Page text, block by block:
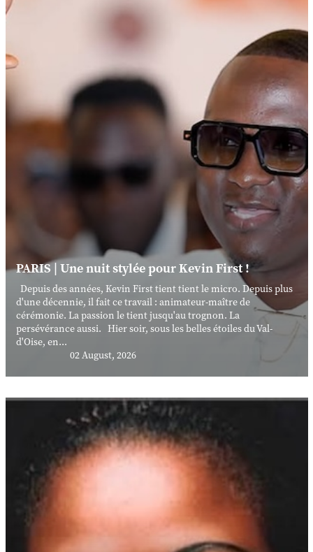
PARIS | Une nuit stylée pour Kevin First !
Depuis des années, Kevin First tient tient le micro. Depuis plus
d'une décennie, il fait ce travail : animateur-maître de
cérémonie. La passion le tient jusqu'au trognon. La
persévérance aussi. Hier soir, sous les belles étoiles du Val-
d'Oise, en...
02 August, 2026